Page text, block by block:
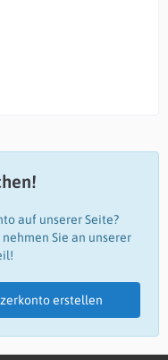
auf unserer Seite?
Sie an unserer
erstellen